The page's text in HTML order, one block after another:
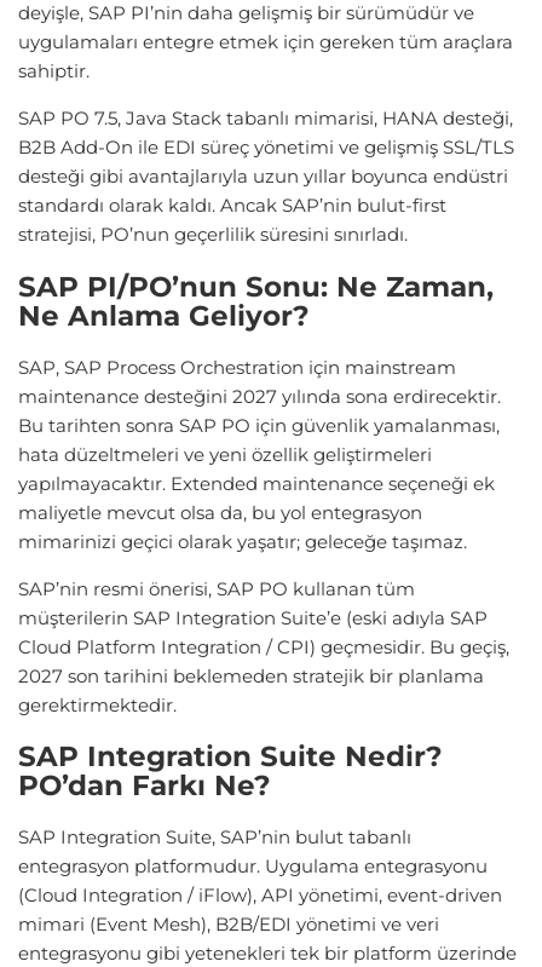
deyişle, SAP PI’nin daha gelişmiş bir sürümüdür ve
uygulamaları entegre etmek için gereken tüm araçlara
sahiptir.
SAP PO 7.5, Java Stack tabanlı mimarisi, HANA desteği,
B2B Add-On ile EDI süreç yönetimi ve gelişmiş SSL/TLS
desteği gibi avantajlarıyla uzun yıllar boyunca endüstri
standardı olarak kaldı. Ancak SAP’nin bulut-first
stratejisi, PO’nun geçerlilik süresini sınırladı.
SAP PI/PO’nun Sonu: Ne Zaman,
Ne Anlama Geliyor?
SAP, SAP Process Orchestration için mainstream
maintenance desteğini 2027 yılında sona erdirecektir.
Bu tarihten sonra SAP PO için güvenlik yamalanması,
hata düzeltmeleri ve yeni özellik geliştirmeleri
yapılmayacaktır. Extended maintenance seçeneği ek
maliyetle mevcut olsa da, bu yol entegrasyon
mimarinizi geçici olarak yaşatır; geleceğe taşımaz.
SAP’nin resmi önerisi, SAP PO kullanan tüm
müşterilerin SAP Integration Suite’e (eski adıyla SAP
Cloud Platform Integration / CPI) geçmesidir. Bu geçiş,
2027 son tarihini beklemeden stratejik bir planlama
gerektirmektedir.
SAP Integration Suite Nedir?
PO’dan Farkı Ne?
SAP Integration Suite, SAP’nin bulut tabanlı
entegrasyon platformudur. Uygulama entegrasyonu
(Cloud Integration / iFlow), API yönetimi, event-driven
mimari (Event Mesh), B2B/EDI yönetimi ve veri
entegrasyonu gibi yetenekleri tek bir platform üzerinde